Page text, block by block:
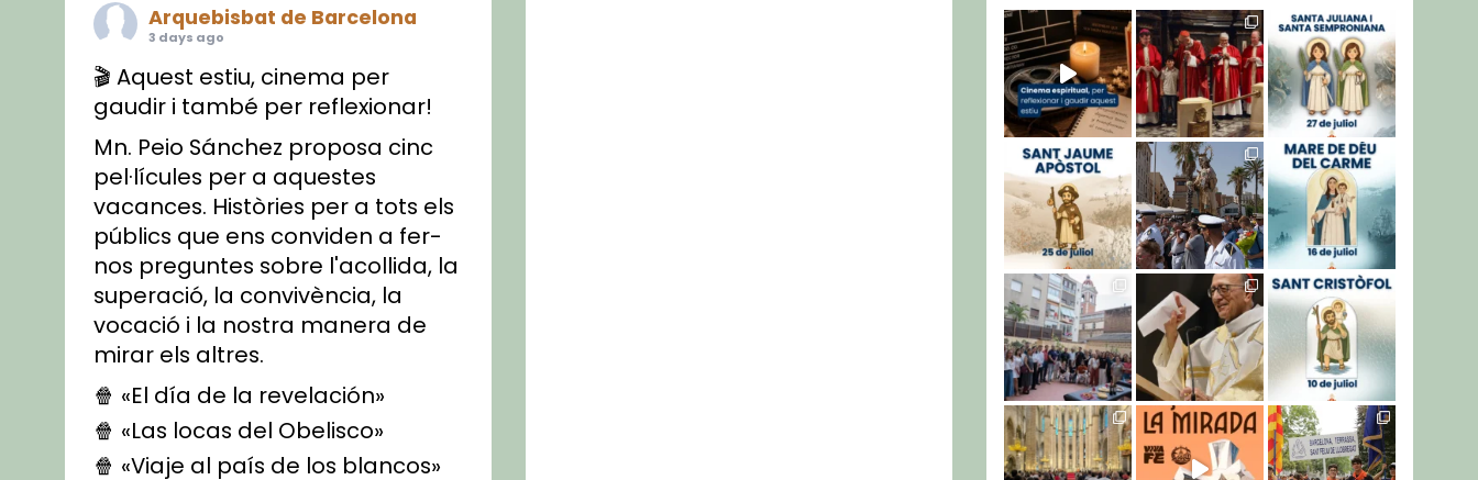
Arquebisbat de Barcelona
3 days ago
🎬 Aquest estiu, cinema per
gaudir i també per reflexionar!
Mn. Peio Sánchez proposa cinc
pel·lícules per a aquestes
vacances. Històries per a tots els
públics que ens conviden a fer-
nos preguntes sobre l'acollida, la
superació, la convivència, la
vocació i la nostra manera de
mirar els altres.
🍿 «El día de la revelación»
🍿 «Las locas del Obelisco»
🍿 «Viaje al país de los blancos»